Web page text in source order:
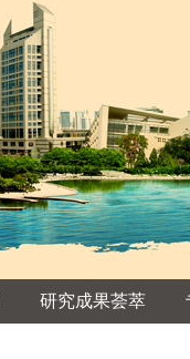
研究成果荟萃